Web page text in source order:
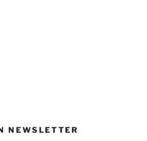
NEWSLETTER